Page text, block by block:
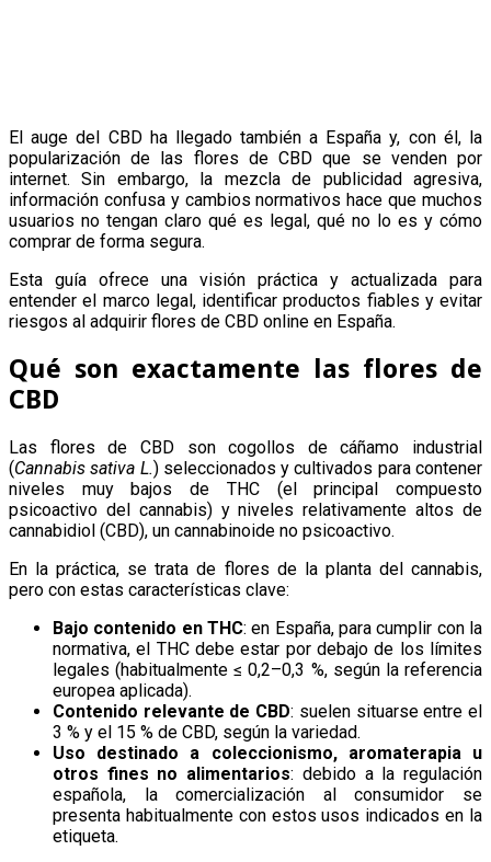
El auge del CBD ha llegado también a España y, con él, la
popularización de las flores de CBD que se venden por
internet. Sin embargo, la mezcla de publicidad agresiva,
información confusa y cambios normativos hace que muchos
usuarios no tengan claro qué es legal, qué no lo es y cómo
comprar de forma segura.
Esta guía ofrece una visión práctica y actualizada para
entender el marco legal, identificar productos fiables y evitar
riesgos al adquirir flores de CBD online en España.
Qué son exactamente las flores de
CBD
Las flores de CBD son cogollos de cáñamo industrial
(Cannabis sativa L.) seleccionados y cultivados para contener
niveles muy bajos de THC (el principal compuesto
psicoactivo del cannabis) y niveles relativamente altos de
cannabidiol (CBD), un cannabinoide no psicoactivo.
En la práctica, se trata de flores de la planta del cannabis,
pero con estas características clave:
Bajo contenido en THC: en España, para cumplir con la
normativa, el THC debe estar por debajo de los límites
legales (habitualmente ≤ 0,2–0,3 %, según la referencia
europea aplicada).
Contenido relevante de CBD: suelen situarse entre el
3 % y el 15 % de CBD, según la variedad.
Uso destinado a coleccionismo, aromaterapia u
otros fines no alimentarios: debido a la regulación
española, la comercialización al consumidor se
presenta habitualmente con estos usos indicados en la
etiqueta.